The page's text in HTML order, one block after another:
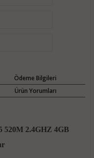
Ödeme Bilgileri
Ürün Yorumları
520M 2.4GHZ 4GB